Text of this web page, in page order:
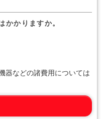
かかりますか。
器などの諸費用については